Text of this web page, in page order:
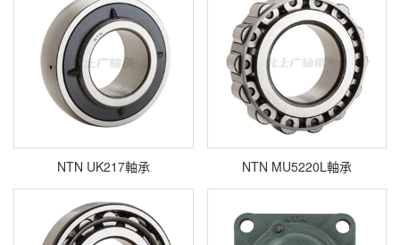
NTN UK217軸承 NTN MU5220L軸承